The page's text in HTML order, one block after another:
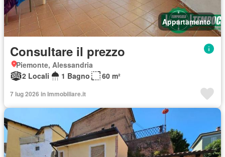
Appartamento
Consultare il prezzo
Piemonte, Alessandria
2 Locali
1 Bagno 60 m²
7 lug 2026 in Immobiliare.it